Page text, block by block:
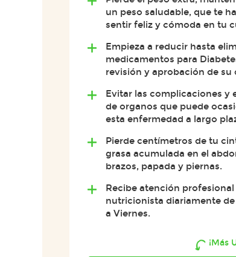
un peso saludable, que te
sentir feliz y cómoda en tu
Empieza a reducir hasta
medicamentos para
revisión y aprobación de su
Evitar las complicaciones y
de organos que puede
esta enfermedad a largo
Pierde centímetros de tu
grasa acumulada en el
brazos, papada y piernas.
Recibe atención profesional
nutricionista diariamente de
a Viernes.
¡Más